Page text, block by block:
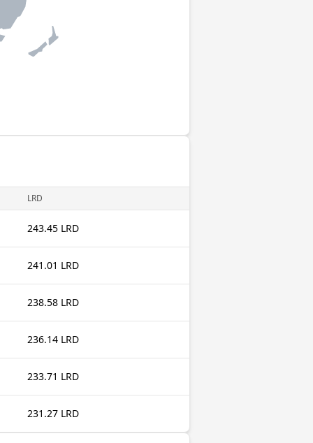
LRD
243.45 LRD
241.01 LRD
238.58 LRD
236.14 LRD
233.71 LRD
231.27 LRD